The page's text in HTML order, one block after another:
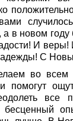
в новом году
И веры!
С
во всем
помогут
все
бесценный